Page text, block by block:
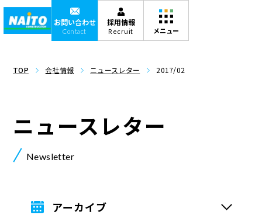
お問い合わせ
Contact
採用情報
Recruit
TOP 会社情報 ニュースレター 2017/02
Newsletter
ニュースレター
アーカイブ